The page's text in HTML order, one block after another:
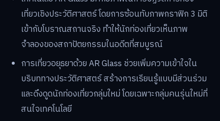
เที่ยวเชิงประวัติศาสตร์ โดยการซ้อนทับภาพกราฟิก 3 มิติ
เข้ากับโบราณสถานจริง ทำให้นักท่องเที่ยวเห็นภาพ
จำลองของสถาปัตยกรรมในอดีตที่สมบูรณ์
การเที่ยวอยุธยาด้วย AR Glass ช่วยเพิ่มความเข้าใจใน
บริบททางประวัติศาสตร์ สร้างการเรียนรู้แบบมีส่วนร่วม
และดึงดูดนักท่องเที่ยวกลุ่มใหม่ โดยเฉพาะกลุ่มคนรุ่นใหม่ที่
สนใจเทคโนโลยี